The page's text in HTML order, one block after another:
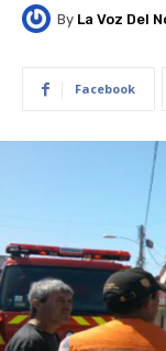
By La Voz Del
Facebook